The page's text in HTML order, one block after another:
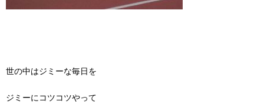
世の中はジミーな毎日を
ジミーにコツコツやって